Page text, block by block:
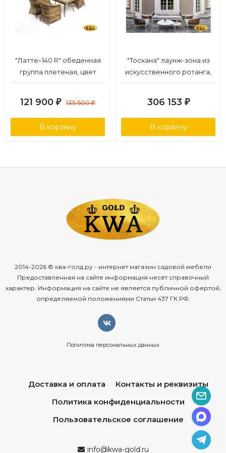
Гарантия и эксплуатация:
Гарантийный срок - 1 год
"Латте–140 R" обеденная
группа плетеная, цвет
121 900 ₽ 135 500₽
В корзину
"Тоскана" лаунж-зона из
искусственного ротанга,
306 153 ₽
В корзину
2014-2026 © ква-голд.ру - интернет магазин садовой мебели
Предоставленная на сайте информация несёт справочный
характер. Информация на сайте не является публичной офертой,
определяемой положениями Статьи 437 ГК РФ.
Политика персональных данных
Доставка и оплата
Контакты и реквизиты
Политика конфиденциальности
Пользовательское соглашение
info@kwa-gold.ru